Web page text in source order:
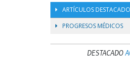
ARTÍCULOS
PROGRESOS MÉDICOS
DESTACADO